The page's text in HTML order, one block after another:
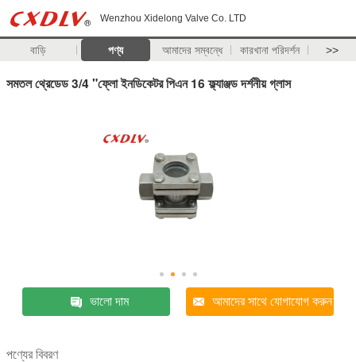
Wenzhou Xidelong Valve Co. LTD
বাড়ি পণ্য আমাদের সম্বন্ধে কারখানা পরিদর্শন >>
সমতল থ্রেডেড 3/4 "ফ্লো ইনডিকেটর পিএন 16 ফ্ল্যাঞ্জড দর্শনীয় গ্লাস
ভালো দাম আমাদের সাথে যোগাযোগ করুন
পণ্যের বিবরণ